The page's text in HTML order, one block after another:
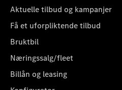
Aktuelle tilbud og kampanjer
Få et uforpliktende tilbud
Bruktbil
Næringssalg/fleet
Billån og leasing